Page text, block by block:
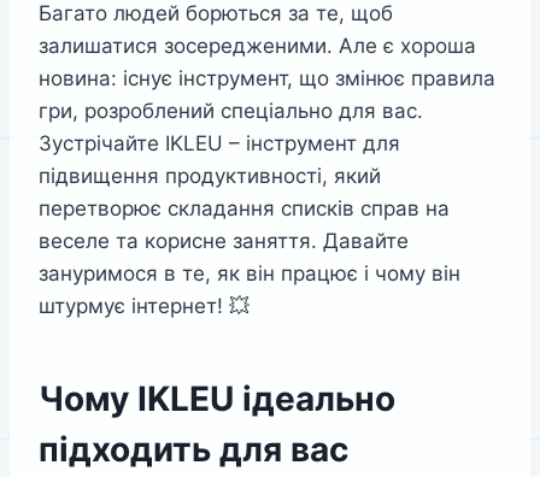
Багато людей борються за те, щоб
залишатися зосередженими. Але є хороша
новина: існує інструмент, що змінює правила
гри, розроблений спеціально для вас.
Зустрічайте IKLEU – інструмент для
підвищення продуктивності, який
перетворює складання списків справ на
веселе та корисне заняття. Давайте
зануримося в те, як він працює і чому він
штурмує інтернет! 💥
Чому IKLEU ідеально
підходить для вас